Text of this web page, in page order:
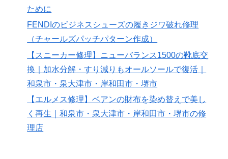
ために
FENDIのビジネスシューズの履きジワ破れ修理
（チャールズパッチパターン作成）
【スニーカー修理】ニューバランス1500の靴底交
換｜加水分解・すり減りもオールソールで復活｜
和泉市・泉大津市・岸和田市・堺市
【エルメス修理】ベアンの財布を染め替えで美し
く再生｜和泉市・泉大津市・岸和田市・堺市の修
理店